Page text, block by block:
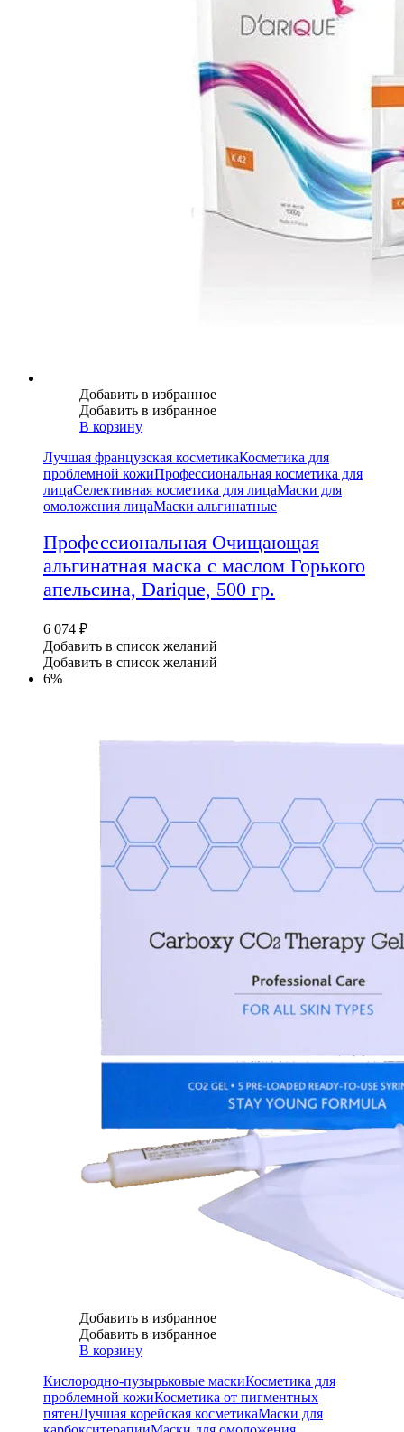
Добавить в избранное
Добавить в избранное
В корзину
Лучшая французская косметикаКосметика для
проблемной кожиПрофессиональная косметика для
лицаСелективная косметика для лицаМаски для
омоложения лицаМаски альгинатные
Профессиональная Очищающая
альгинатная маска с маслом Горького
апельсина, Darique, 500 гр.
6 074 ₽
Добавить в список желаний
Добавить в список желаний
6%
Добавить в избранное
Добавить в избранное
В корзину
Кислородно-пузырьковые маскиКосметика для
проблемной кожиКосметика от пигментных
пятенЛучшая корейская косметикаМаски для